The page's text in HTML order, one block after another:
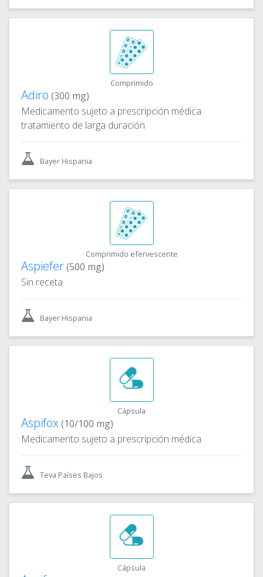
Comprimido
Adiro (300 mg)
Medicamento sujeto a prescripción médica.
tratamiento de larga duración
Bayer Hispania
Comprimido efervescente
Aspiefer(500 mg)
Sin receta
Bayer Hispania
Cápsula
Aspifox(10/100 mg)
Medicamento sujeto a prescripción médica
Teva Países Bajos
Cápsula